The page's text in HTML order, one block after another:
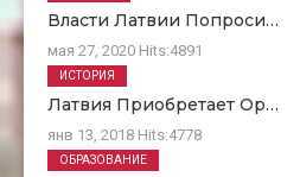
Власти Латвии Попроси…
мая 27, 2020 Hits:4891
Латвия Приобретает Ор…
янв 13, 2018 Hits:4778
ИСТОРИЯ
ОБРАЗОВАНИЕ